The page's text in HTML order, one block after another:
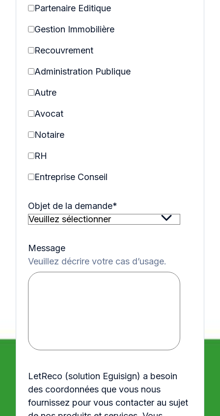
Partenaire Editique
Gestion Immobilière
Recouvrement
Administration Publique
Autre
Avocat
Notaire
RH
Entreprise Conseil
Objet de la demande*
Message
Veuillez décrire votre cas d’usage.
LetReco (solution Eguisign) a besoin
des coordonnées que vous nous
fournissez pour vous contacter au sujet